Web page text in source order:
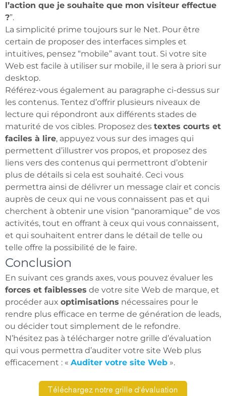
l’action que je souhaite que mon visiteur effectue
?”.
La simplicité prime toujours sur le Net. Pour être
certain de proposer des interfaces simples et
intuitives, pensez “mobile” avant tout. Si votre site
Web est facile à utiliser sur mobile, il le sera à priori sur
desktop.
Référez-vous également au paragraphe ci-dessus sur
les contenus. Tentez d’offrir plusieurs niveaux de
lecture qui répondront aux différents stades de
maturité de vos cibles. Proposez des textes courts et
faciles à lire, appuyez vous sur des images qui
permettent d’illustrer vos propos, et proposez des
liens vers des contenus qui permettront d’obtenir
plus de détails si cela est souhaité. Ceci vous
permettra ainsi de délivrer un message clair et concis
auprès de ceux qui ne vous connaissent pas et qui
cherchent à obtenir une vision “panoramique” de vos
activités, tout en offrant à ceux qui vous connaissent,
et qui souhaitent entrer dans le détail de telle ou
telle offre la possibilité de le faire.
Conclusion
En suivant ces grands axes, vous pouvez évaluer les
forces et faiblesses de votre site Web de marque, et
procéder aux optimisations nécessaires pour le
rendre plus efficace en terme de génération de leads,
ou décider tout simplement de le refondre.
N’hésitez pas à télécharger notre grille d’évaluation
qui vous permettra d’auditer votre site Web plus
efficacement : « Auditer votre site Web ».